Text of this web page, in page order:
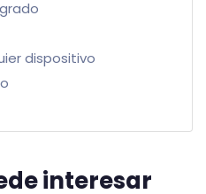
dispositivo
interesar